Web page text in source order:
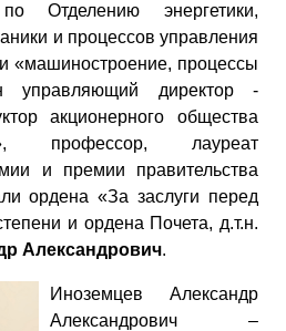
Отделению энергетики,
и процессов управления
«машиностроение, процессы
управляющий директор -
акционерного общества
профессор, лауреат
и премии правительства
ордена «За заслуги перед
и ордена Почета, д.т.н.
Александрович.
Иноземцев Александр
Александрович –